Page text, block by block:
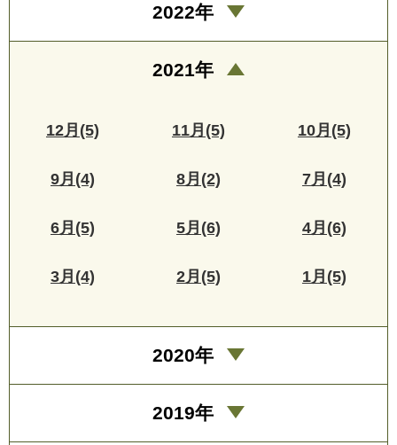
2022年
2021年
12月(5) 11月(5) 10月(5)
9月(4) 8月(2) 7月(4)
6月(5) 5月(6) 4月(6)
3月(4) 2月(5) 1月(5)
2020年
2019年